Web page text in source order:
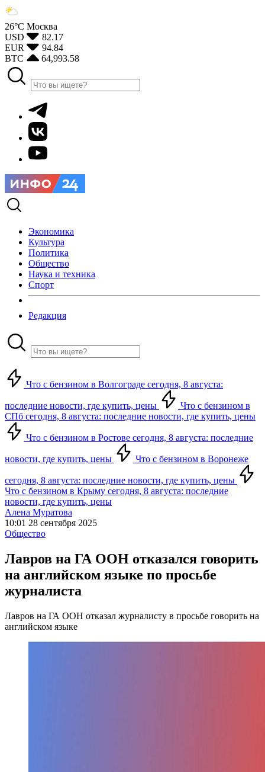
26°С Москва
USD
82.17
EUR
94.84
BTC
64,993.58
Экономика
Культура
Политика
Общество
Наука и техника
Спорт
Редакция
Что с бензином в Волгограде сегодня, 8 августа:
последние новости, где купить, цены
Что с бензином в
СПб сегодня, 8 августа: последние новости, где купить, цены
Что с бензином в Ростове сегодня, 8 августа: последние
новости, где купить, цены Что с бензином в Воронеже
сегодня, 8 августа: последние новости, где купить, цены
Что с бензином в Крыму сегодня, 8 августа: последние
новости, где купить, цены
Алена Муратова
10:01 28 сентября 2025
Общество
Лавров на ГА ООН отказался говорить
на английском языке по просьбе
журналиста
Лавров на ГА ООН отказал журналисту в просьбе говорить на
английском языке